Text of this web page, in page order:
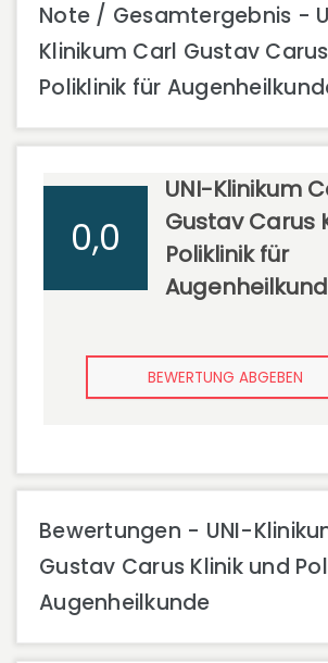
Note / Gesamtergebnis -
Klinikum Carl Gustav
Poliklinik für
0,0
UNI-Klinikum
Gustav Carus
Poliklinik für
BEWERTUNG ABGEBEN
Bewertungen - UNI-
Gustav Carus Klinik und
Augenheilkunde